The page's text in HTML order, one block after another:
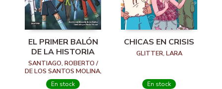
EL PRIMER BALÓN
DE LA HISTORIA
SANTIAGO, ROBERTO /
DE LOS SANTOS MOLINA,
EDUARDO
En stock
CHICAS EN CRISIS
GLITTER, LARA
En stock